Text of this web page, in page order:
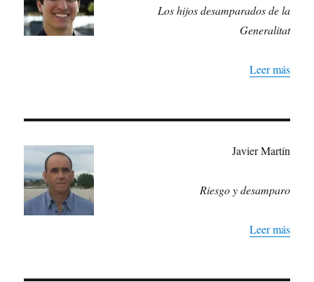
Los hijos desamparados de la
Generalitat
Leer más
Javier Martín
Riesgo y desamparo
Leer más